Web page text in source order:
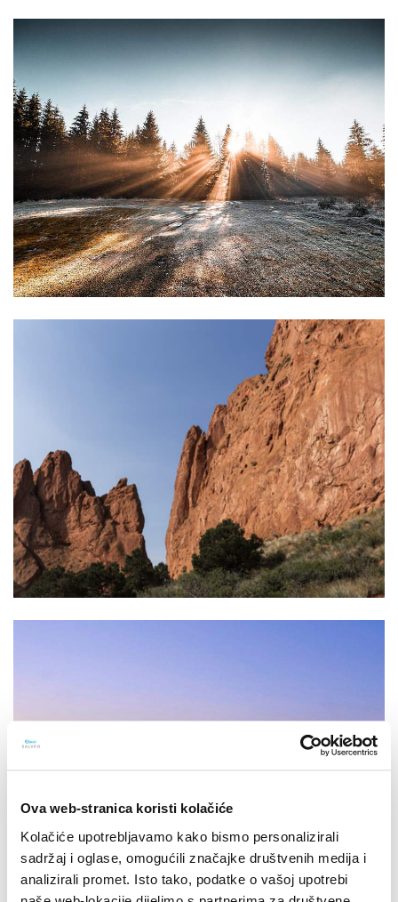
Ova web-stranica koristi kolačiće
Kolačiće upotrebljavamo kako bismo personalizirali
sadržaj i oglase, omogućili značajke društvenih medija i
analizirali promet. Isto tako, podatke o vašoj upotrebi